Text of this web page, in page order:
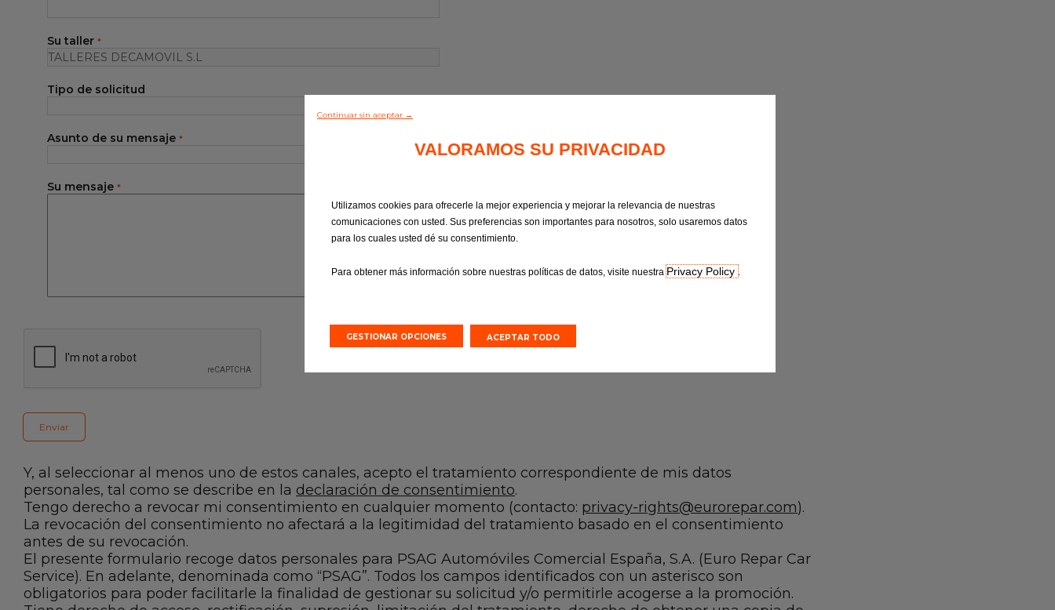
Su taller *
Tipo de solicitud
Asunto de su mensaje *
Su mensaje *
Y, al seleccionar al menos uno de estos canales, acepto el tratamiento correspondiente de mis datos
personales, tal como se describe en la declaración de consentimiento.
Tengo derecho a revocar mi consentimiento en cualquier momento (contacto: privacy-rights@eurorepar.com).
La revocación del consentimiento no afectará a la legitimidad del tratamiento basado en el consentimiento
antes de su revocación.
El presente formulario recoge datos personales para PSAG Automóviles Comercial España, S.A. (Euro Repar Car
Service). En adelante, denominada como “PSAG”. Todos los campos identificados con un asterisco son
obligatorios para poder facilitarle la finalidad de gestionar su solicitud y/o permitirle acogerse a la promoción.
Continuar sin aceptar →
VALORAMOS SU PRIVACIDAD
Utilizamos cookies para ofrecerle la mejor experiencia y mejorar la relevancia de nuestras
comunicaciones con usted. Sus preferencias son importantes para nosotros, solo usaremos datos
para los cuales usted dé su consentimiento.
Para obtener más información sobre nuestras políticas de datos, visite nuestraPrivacy Policy .
GESTIONAR OPCIONES ACEPTAR TODO